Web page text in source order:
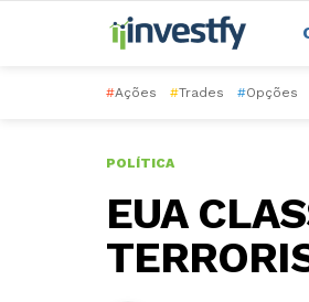
#Ações #Trades #Opções
POLÍTICA
EUA